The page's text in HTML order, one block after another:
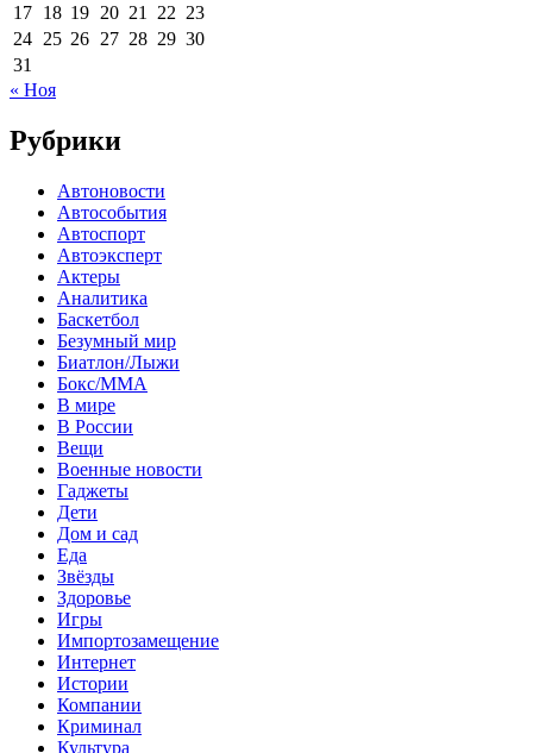
17 18 19 20 21 22 23
24 25 26 27 28 29 30
31
« Ноя
Рубрики
Автоновости
Автособытия
Автоспорт
Автоэксперт
Актеры
Аналитика
Баскетбол
Безумный мир
Биатлон/Лыжи
Бокс/MMA
В мире
В России
Вещи
Военные новости
Гаджеты
Дети
Дом и сад
Еда
Звёзды
Здоровье
Игры
Импортозамещение
Интернет
Истории
Компании
Криминал
Культура